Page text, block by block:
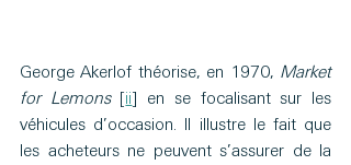
George Akerlof théorise, en 1970, Market
for Lemons [ii] en se focalisant sur les
véhicules d’occasion. Il illustre le fait que
les acheteurs ne peuvent s’assurer de la